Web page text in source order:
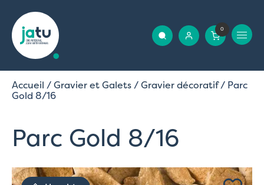
0
Accueil /Gravier et Galets/Gravier décoratif/ Parc
Gold 8/16
Parc Gold 8/16